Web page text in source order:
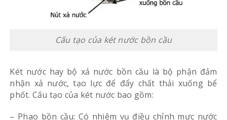
Cấu tạo của két nước bồn cầu
Két nước hay bộ xả nước bồn cầu là bộ phận đảm
nhận xả nước, tạo lực để đẩy chất thải xuống bể
phốt. Cấu tạo của két nước bao gồm:
– Phao bồn cầu: Có nhiệm vụ điều chỉnh mực nước